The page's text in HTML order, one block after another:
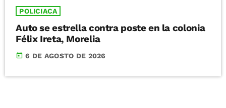
POLICIACA
Auto se estrella contra poste en la colonia
Félix Ireta, Morelia
today 6 DE AGOSTO DE 2026